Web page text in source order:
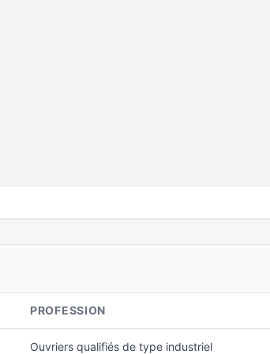
PROFESSION
Ouvriers qualifiés de type industriel